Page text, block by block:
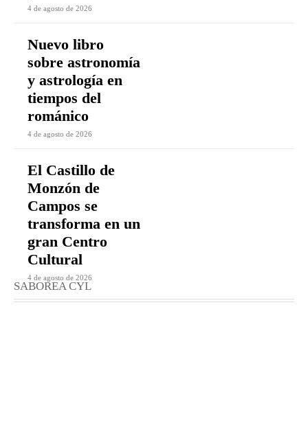
4 de agosto de 2026
Nuevo libro
sobre astronomía
y astrología en
tiempos del
románico
4 de agosto de 2026
El Castillo de
Monzón de
Campos se
transforma en un
gran Centro
Cultural
4 de agosto de 2026
SABOREA CYL